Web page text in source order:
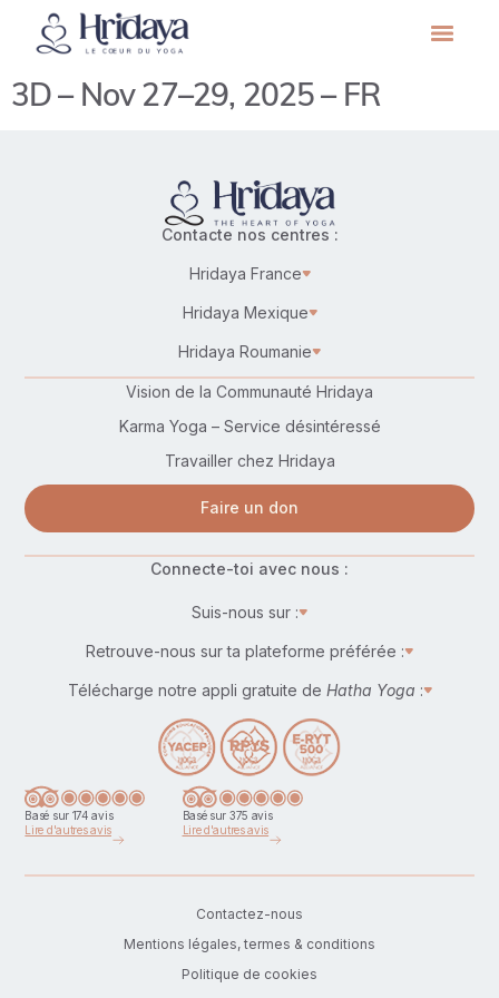
3D – Nov 27–29, 2025 – FR
Contacte nos centres :
Hridaya France
Hridaya Mexique
Hridaya Roumanie
Vision de la Communauté Hridaya
Karma Yoga – Service désintéressé
Travailler chez Hridaya
Faire un don
Connecte-toi avec nous :
Suis-nous sur :
Retrouve-nous sur ta plateforme préférée :
Télécharge notre appli gratuite de Hatha Yoga :
Basé sur 174 avis
Lire d'autres avis
Basé sur 375 avis
Lire d'autres avis
Contactez-nous
Mentions légales, termes & conditions
Politique de cookies